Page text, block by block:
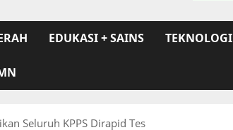
EDUKASI + SAINS TEKNOLOGI
Seluruh KPPS Dirapid Tes